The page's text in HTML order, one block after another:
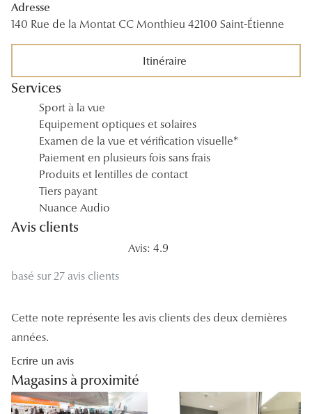
Nos
Adresse
140 Rue de la Montat CC Monthieu 42100 Saint-Étienne
Itinéraire
Services
Sport à la vue
Equipement optiques et solaires
Examen de la vue et vérification visuelle*
Paiement en plusieurs fois sans frais
Produits et lentilles de contact
Tiers payant
Nuance Audio
Avis clients
Avis: 4.9
basé sur 27 avis clients
Cette note représente les avis clients des deux dernières
années.
Ecrire un avis
Magasins à proximité